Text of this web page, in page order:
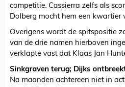
competitie. Cassierra zelfs als
Dolberg mocht hem een kwartier
Overigens wordt de spitspositie
van de drie namen hierboven
verklapte vast dat Klaas Jan
Sinkgraven terug; Dijks
Na maanden achtereen niet in